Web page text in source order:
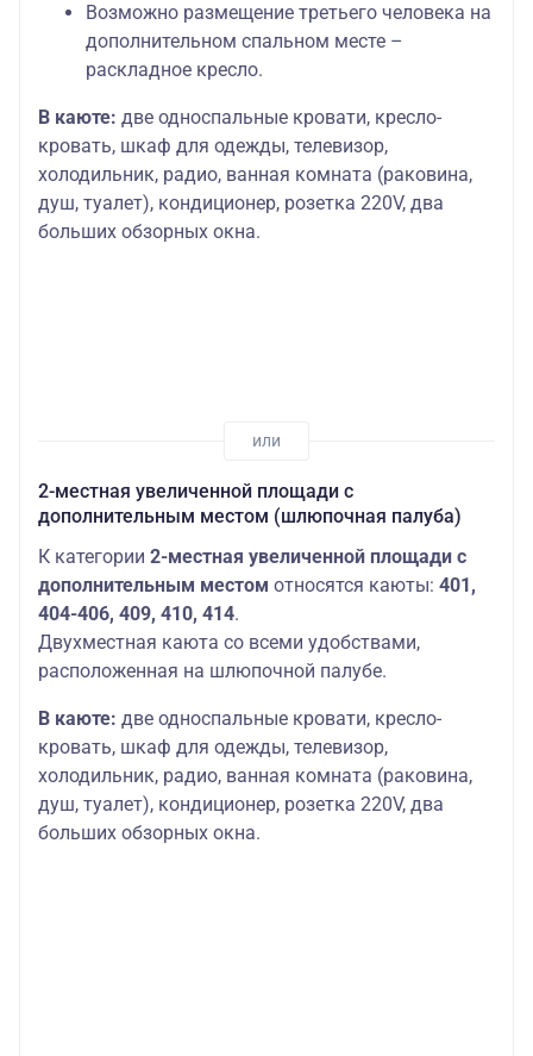
палуба
2-местная
увеличенной
площади с
местом
(шлюпочная
палуба)
Дополнительных
мест: 1
Шлюпочная
палуба
Повышенной
комфортности
Основных мест:
Возможно размещение третьего человека на
дополнительном спальном месте –
раскладное кресло.
В каюте: две односпальные кровати, кресло-
кровать, шкаф для одежды, телевизор,
холодильник, радио, ванная комната (раковина,
душ, туалет), кондиционер, розетка 220V, два
больших обзорных окна.
2-местная увеличенной площади с
дополнительным местом (шлюпочная палуба)
К категории 2-местная увеличенной площади с
дополнительным местом относятся каюты: 401,
404-406, 409, 410, 414.
Двухместная каюта со всеми удобствами,
расположенная на шлюпочной палубе.
В каюте: две односпальные кровати, кресло-
кровать, шкаф для одежды, телевизор,
холодильник, радио, ванная комната (раковина,
душ, туалет), кондиционер, розетка 220V, два
больших обзорных окна.